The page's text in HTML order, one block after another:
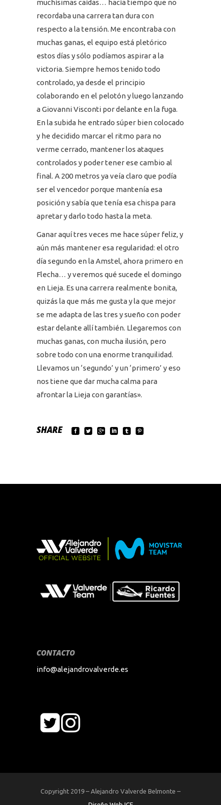
muchísimas caídas… hacía tiempo que no
recordaba una carrera tan dura con
respecto a la tensión. Me encontraba con
muchas ganas, el equipo está pletórico
estos días y sólo podíamos aspirar a la
victoria. Siempre hemos tenido todo
controlado, ya desde el principio
colaborando en el pelotón y luego lanzando
a Giovanni Visconti por delante en la fuga.
En la subida he entrado súper bien colocado
y he decidido marcar el ritmo para no
verme cerrado, mantener los ataques
controlados y poder tener ese cambio al
final. A 200 metros ya veía claro que podía
ser el vencedor porque mantenía esa
posición y sabía que tenía esa chispa para
apretar y darlo todo hasta la meta.
Ganar aquí tres veces me hace súper feliz, y
aún más mantener esa regularidad: el otro
día segundo en la Amstel, ahora primero en
Flecha… y veremos qué sucede el domingo
en Lieja. Es una carrera realmente bonita,
quizás la que más me gusta y la que mejor
se me adapta de las tres y sueño con poder
estar delante allí también. Llegaremos con
muchas ganas, con mucha ilusión, pero
sobre todo con una enorme tranquilidad.
Llevamos un ‘segundo’ y un ‘primero’ y eso
nos tiene que dar mucha calma para
afrontar la Lieja con garantías».
SHARE
CONTACTO
info@alejandrovalverde.es
Copyright 2019 – Alejandro Valverde Belmonte –